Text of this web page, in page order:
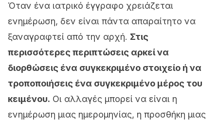
Όταν ένα ιατρικό έγγραφο χρειάζεται
ενημέρωση, δεν είναι πάντα απαραίτητο να
ξαναγραφτεί από την αρχή. Στις
περισσότερες περιπτώσεις αρκεί να
διορθώσεις ένα συγκεκριμένο στοιχείο ή να
τροποποιήσεις ένα συγκεκριμένο μέρος του
κειμένου. Οι αλλαγές μπορεί να είναι η
ενημέρωση μιας ημερομηνίας, η προσθήκη μιας